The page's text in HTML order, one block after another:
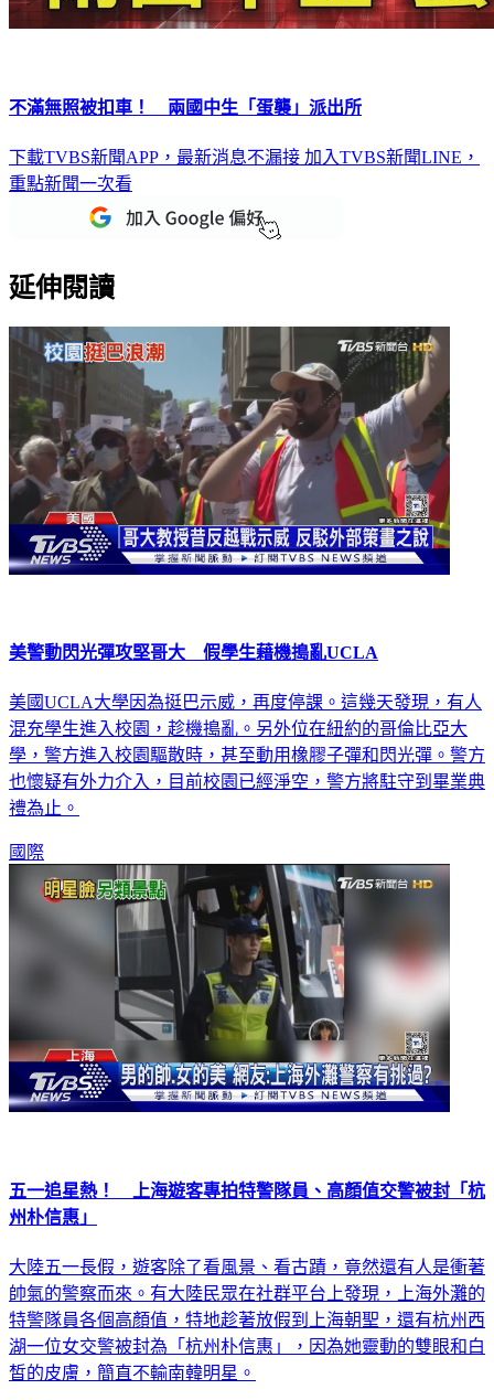
不滿無照被扣車！ 兩國中生「蛋襲」派出所
下載TVBS新聞APP，最新消息不漏接 加入TVBS新聞LINE，
重點新聞一次看
延伸閱讀
美警動閃光彈攻堅哥大 假學生藉機搗亂UCLA
美國UCLA大學因為挺巴示威，再度停課。這幾天發現，有人
混充學生進入校園，趁機搗亂。另外位在紐約的哥倫比亞大
學，警方進入校園驅散時，甚至動用橡膠子彈和閃光彈。警方
也懷疑有外力介入，目前校園已經淨空，警方將駐守到畢業典
禮為止。
國際
五一追星熱！ 上海遊客專拍特警隊員、高顏值交警被封「杭
州朴信惠」
大陸五一長假，遊客除了看風景、看古蹟，竟然還有人是衝著
帥氣的警察而來。有大陸民眾在社群平台上發現，上海外灘的
特警隊員各個高顏值，特地趁著放假到上海朝聖，還有杭州西
湖一位女交警被封為「杭州朴信惠」，因為她靈動的雙眼和白
皙的皮膚，簡直不輸南韓明星。